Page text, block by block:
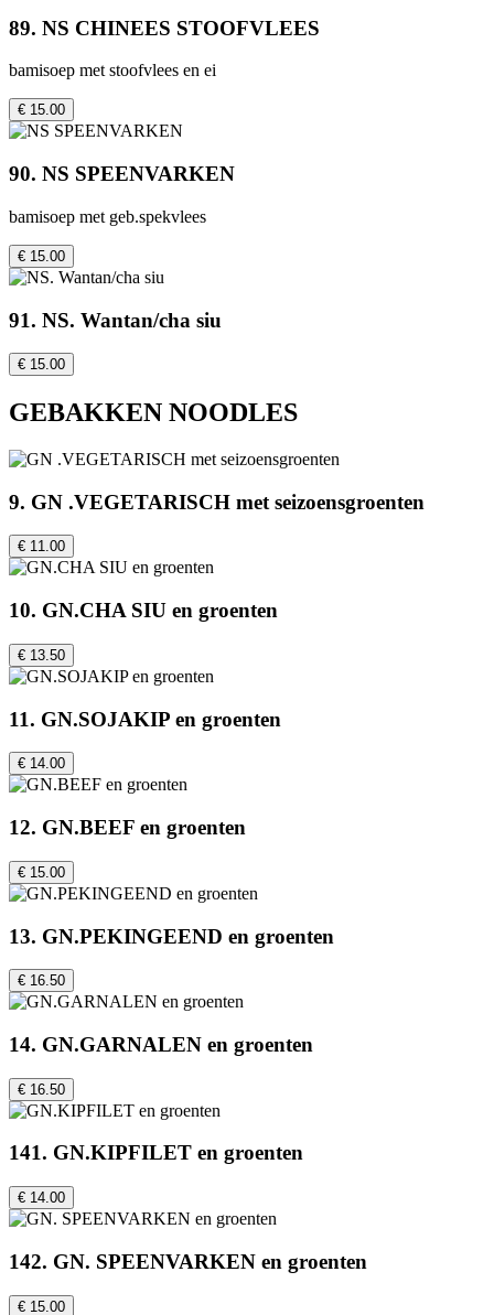
89. NS CHINEES STOOFVLEES
bamisoep met stoofvlees en ei
€ 15.00
90. NS SPEENVARKEN
bamisoep met geb.spekvlees
€ 15.00
91. NS. Wantan/cha siu
€ 15.00
GEBAKKEN NOODLES
9. GN .VEGETARISCH met seizoensgroenten
€ 11.00
10. GN.CHA SIU en groenten
€ 13.50
11. GN.SOJAKIP en groenten
€ 14.00
12. GN.BEEF en groenten
€ 15.00
13. GN.PEKINGEEND en groenten
€ 16.50
14. GN.GARNALEN en groenten
€ 16.50
141. GN.KIPFILET en groenten
€ 14.00
142. GN. SPEENVARKEN en groenten
€ 15.00